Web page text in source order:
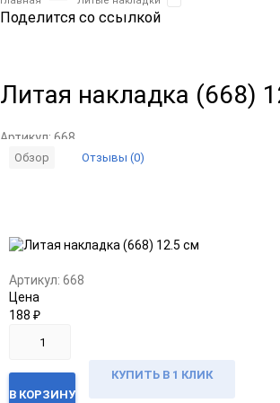
Поделится со ссылкой
Литая накладка (668)
Артикул: 668
Обзор Отзывы (0)
в
к
Артикул: 668
Цена
188 ₽
В КОРЗИНУ
КУПИТЬ В 1 КЛИК